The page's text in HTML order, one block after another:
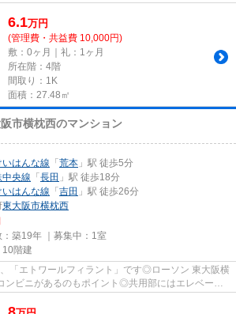
ま...
6.1万円
(管理費・共益費 10,000円)
敷：0ヶ月｜礼：1ヶ月
所在階：4階
間取り：1K
面積：27.48㎡
市横枕西のマンション
はんな線 「荒本 」駅 徒歩5分
央線 「長田 」駅 徒歩18分
はんな線 「吉田 」駅 徒歩26分
東大阪市横枕西
築19年 ｜募集中： 1室
10階建
「エトワールフィラント」です◎ローソン 東大阪横
ンビニがあるのもポイント◎共用部にはエレベー
揃っ...